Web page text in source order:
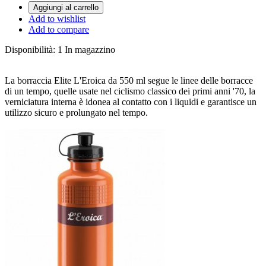
Aggiungi al carrello
Add to wishlist
Add to compare
Disponibilità: 1 In magazzino
La borraccia Elite L'Eroica da 550 ml segue le linee delle borracce
di un tempo, quelle usate nel ciclismo classico dei primi anni '70, la
verniciatura interna è idonea al contatto con i liquidi e garantisce un
utilizzo sicuro e prolungato nel tempo.